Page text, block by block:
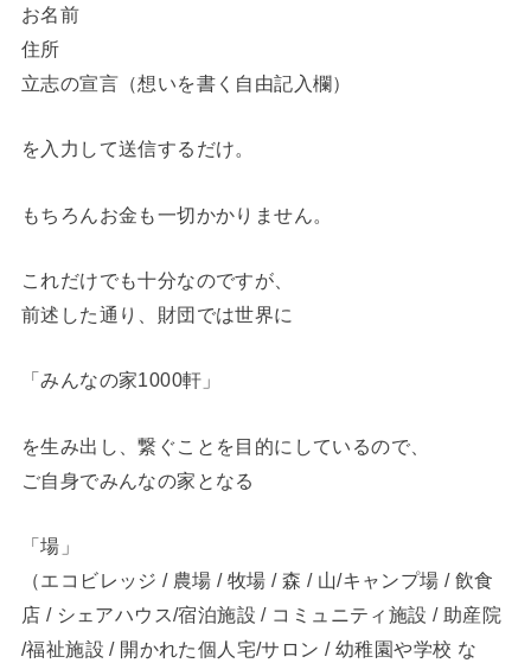
お名前
住所
立志の宣言（想いを書く自由記入欄）
を入力して送信するだけ。
もちろんお金も一切かかりません。
これだけでも十分なのですが、
前述した通り、財団では世界に
「みんなの家1000軒」
を生み出し、繋ぐことを目的にしているので、
ご自身でみんなの家となる
「場」
（エコビレッジ / 農場 / 牧場 / 森 / 山/キャンプ場 / 飲食
店 / シェアハウス/宿泊施設 / コミュニティ施設 / 助産院
/福祉施設 / 開かれた個人宅/サロン / 幼稚園や学校 な